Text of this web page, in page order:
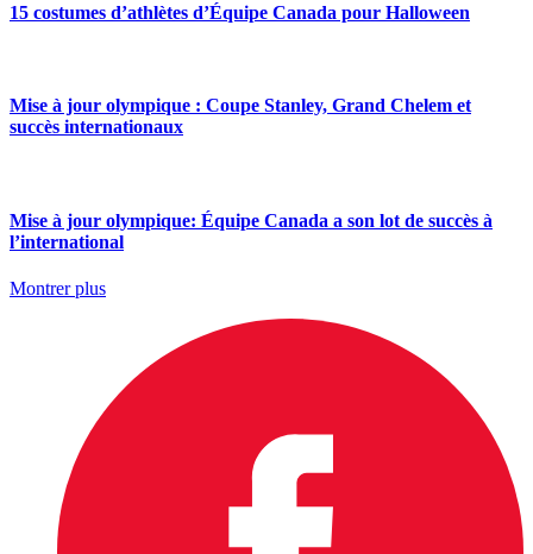
15 costumes d’athlètes d’Équipe Canada pour Halloween
Mise à jour olympique : Coupe Stanley, Grand Chelem et
succès internationaux
Mise à jour olympique: Équipe Canada a son lot de succès à
l’international
Montrer plus